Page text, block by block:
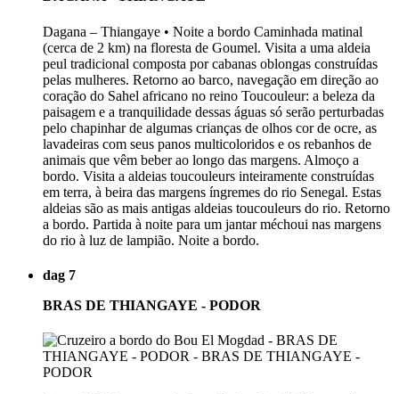
Dagana – Thiangaye • Noite a bordo Caminhada matinal
(cerca de 2 km) na floresta de Goumel. Visita a uma aldeia
peul tradicional composta por cabanas oblongas construídas
pelas mulheres. Retorno ao barco, navegação em direção ao
coração do Sahel africano no reino Toucouleur: a beleza da
paisagem e a tranquilidade dessas águas só serão perturbadas
pelo chapinhar de algumas crianças de olhos cor de ocre, as
lavadeiras com seus panos multicoloridos e os rebanhos de
animais que vêm beber ao longo das margens. Almoço a
bordo. Visita a aldeias toucouleurs inteiramente construídas
em terra, à beira das margens íngremes do rio Senegal. Estas
aldeias são as mais antigas aldeias toucouleurs do rio. Retorno
a bordo. Partida à noite para um jantar méchoui nas margens
do rio à luz de lampião. Noite a bordo.
dag 7
BRAS DE THIANGAYE - PODOR